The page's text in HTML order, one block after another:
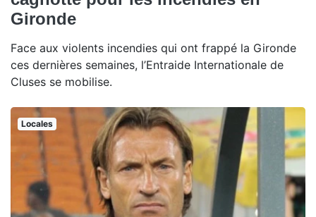
Gironde
Face aux violents incendies qui ont frappé la Gironde
ces dernières semaines, l’Entraide Internationale de
Cluses se mobilise.
Locales